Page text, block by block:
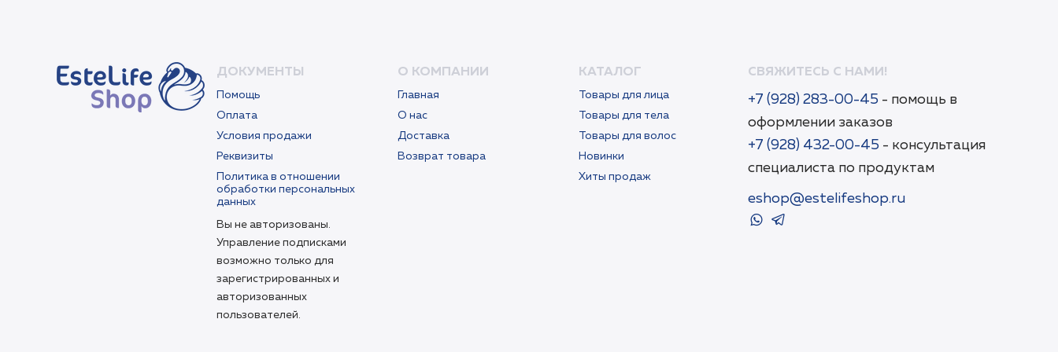
ДОКУМЕНТЫ
Помощь
Оплата
Условия продажи
Реквизиты
Политика в отношении
обработки персональных
данных
Вы не авторизованы.
Управление подписками
возможно только для
зарегистрированных и
авторизованных
пользователей.
О КОМПАНИИ
Главная
О нас
Доставка
Возврат товара
КАТАЛОГ
Товары для лица
Товары для тела
Товары для волос
Новинки
Хиты продаж
СВЯЖИТЕСЬ С НАМИ!
+7 (928) 283-00-45 - помощь в
оформлении заказов
+7 (928) 432-00-45 - консультация
специалиста по продуктам
eshop@estelifeshop.ru